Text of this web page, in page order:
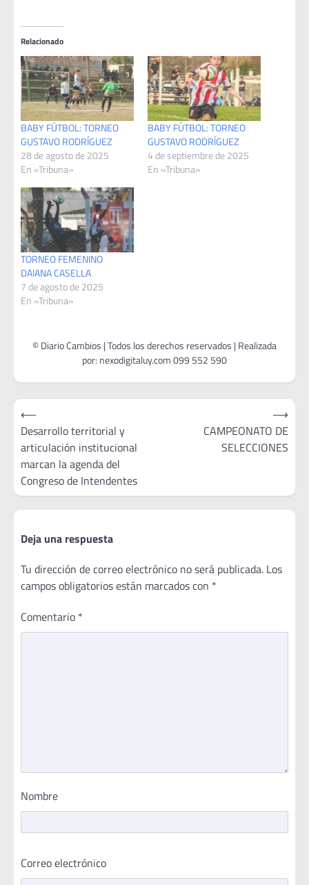
Relacionado
BABY FÚTBOL: TORNEO
GUSTAVO RODRÍGUEZ
28 de agosto de 2025
En «Tribuna»
BABY FÚTBOL: TORNEO
GUSTAVO RODRÍGUEZ
4 de septiembre de 2025
En «Tribuna»
TORNEO FEMENINO
DAIANA CASELLA
7 de agosto de 2025
En «Tribuna»
Navegación
de
entradas
⟵
Desarrollo territorial y
articulación institucional
marcan la agenda del
Congreso de Intendentes
CAMPEONATO DE
SELECCIONES
⟶
Deja una respuesta
Tu dirección de correo electrónico no será publicada. Los
campos obligatorios están marcados con *
Comentario *
Nombre
Correo electrónico